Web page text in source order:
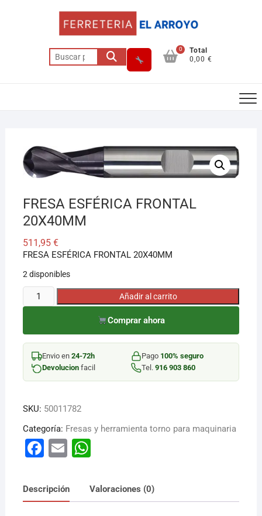
Buscar
por:
0
Total
0,00 €
FRESA ESFÉRICA FRONTAL
20X40MM
511,95 €
FRESA ESFÉRICA FRONTAL 20X40MM
2 disponibles
FRESA
ESFÉRICA
20X40MM
cantidad
Añadir al carrito
Comprar ahora
Envio en 24-72h Pago 100% seguro
Devolucionfacil Tel. 916 903 860
SKU: 50011782
Categoría: Fresas y herramienta torno para maquinaria
F
c
e
E
ai
l
W
at
s
Descripción Valoraciones (0)
Asesor El Arroyo
En línea · responde en segundos
Llamar WhatsApp
¡Hola! Soy el asesor virtual de Ferretería El Arroyo.
Cuéntame qué necesitas y te ayudo a encontrarlo,